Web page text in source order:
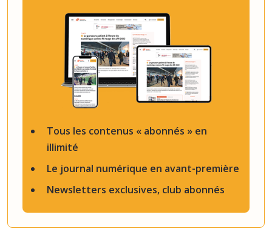
Tous les contenus « abonnés » en
illimité
Le journal numérique en avant-première
Newsletters exclusives, club abonnés